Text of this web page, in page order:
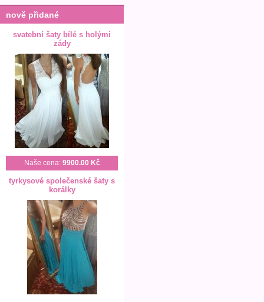
nově přidané
svatební šaty bílé s holými
zády
Naše cena: 9900.00 Kč
tyrkysové společenské šaty s
korálky